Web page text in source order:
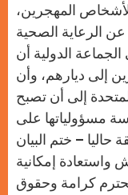
المهجرين،
الرعاية الصحية
الدولية أن
إلى ديارهم، وأن
إلى أن تصبح
مسؤولياتها على
حاليا – ختم البيان
واستعادة إمكانية
كرامة وحقوق